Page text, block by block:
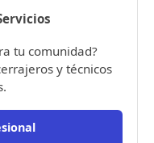
tu comunidad?
y técnicos